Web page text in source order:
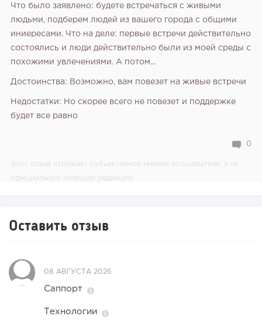
Что было заявлено: будете встречаться с живыми
людьми, подберем людей из вашего города с общими
иниересами. Что на деле: первые встречи действительно
состоялись и люди действительно были из моей среды с
похожими увлечениями. А потом...
Достоинства: Возможно, вам повезет на живые встречи
Недостатки: Но скорее всего не повезет и поддержке
будет все равно
0
Этот отзыв отражает субъективное мнение пользователя, а не
официальную позицию редакции.
Оставить отзыв
08 АВГУСТА 2026
Саппорт
Технологии